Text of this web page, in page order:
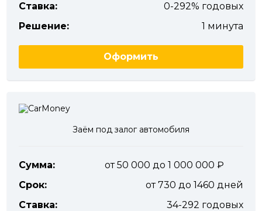
Ставка:
0-292% годовых
Решение:
1 минута
Оформить
Заём под залог автомобиля
Сумма:
от 50 000 до 1 000 000
Срок:
от 730 до 1460 дней
Ставка:
34-292 годовых